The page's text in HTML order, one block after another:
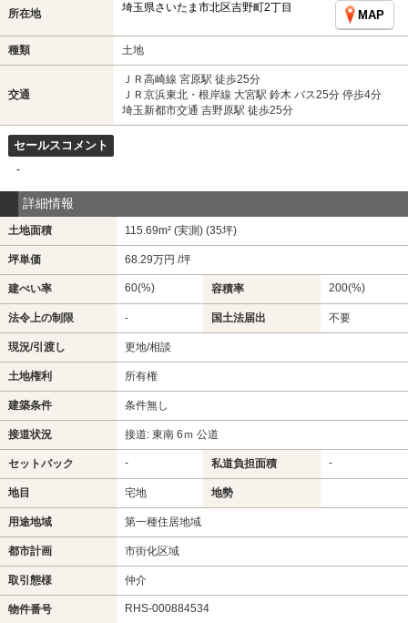
所在地 埼玉県さいたま市北区吉野町2丁目
MAP
種類 土地
交通
ＪＲ高崎線 宮原駅 徒歩25分
ＪＲ京浜東北・根岸線 大宮駅 鈴木 バス25分 停歩4分
埼玉新都市交通 吉野原駅 徒歩25分
セールスコメント
-
詳細情報
土地面積 115.69m² (実測) (35坪)
坪単価 68.29万円 /坪
建ぺい率 60(%) 容積率 200(%)
法令上の制限 - 国土法届出 不要
現況/引渡し 更地/相談
土地権利 所有権
建築条件 条件無し
接道状況 接道: 東南 6ｍ 公道
セットバック - 私道負担面積 -
地目 宅地 地勢
用途地域 第一種住居地域
都市計画 市街化区域
取引態様 仲介
物件番号 RHS-000884534